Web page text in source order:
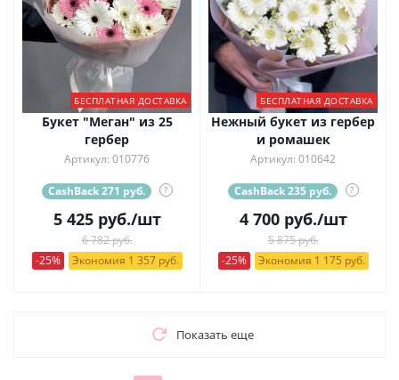
БЕСПЛАТНАЯ ДОСТАВКА
Букет "Меган" из 25
гербер
Артикул: 010776
CashBack 271 руб. ?
5 425руб./шт
6 782 руб.
-25%
Экономия 1 357 руб.
БЕСПЛАТНАЯ ДОСТАВКА
Нежный букет из гербер
и ромашек
Артикул: 010642
CashBack 235 руб. ?
4 700руб./шт
5 875 руб.
-25%
Экономия 1 175 руб.
Показать еще